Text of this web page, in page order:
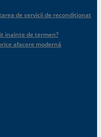
de servicii de recondiționat
inainte de termen?
afacere modernă